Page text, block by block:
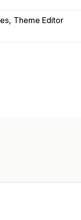
Theme Editor